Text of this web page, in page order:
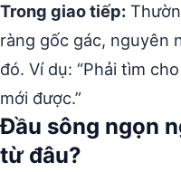
Trong giao tiếp:
ràng gốc gác, nguyên
đó. Ví dụ: “Phải tìm
mới được.”
Đầu sông ngọn
từ đâu?